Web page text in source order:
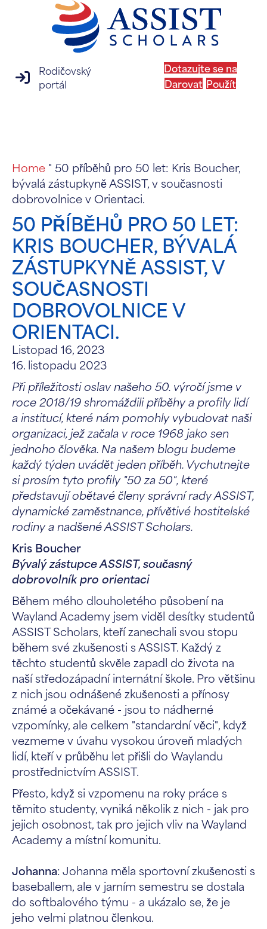
přihlášení na rodičovský portál
Rodičovský
portál
Dotazujte se na
Darovat Použít
Home " 50 příběhů pro 50 let: Kris Boucher,
bývalá zástupkyně ASSIST, v současnosti
dobrovolnice v Orientaci.
50 PŘÍBĚHŮ PRO 50 LET:
KRIS BOUCHER, BÝVALÁ
ZÁSTUPKYNĚ ASSIST, V
SOUČASNOSTI
DOBROVOLNICE V
ORIENTACI.
Listopad 16, 2023
16. listopadu 2023
Při příležitosti oslav našeho 50. výročí jsme v
roce 2018/19 shromáždili příběhy a profily lidí
a institucí, které nám pomohly vybudovat naši
organizaci, jež začala v roce 1968 jako sen
jednoho člověka. Na našem blogu budeme
každý týden uvádět jeden příběh. Vychutnejte
si prosím tyto profily "50 za 50", které
představují obětavé členy správní rady ASSIST,
dynamické zaměstnance, přívětivé hostitelské
rodiny a nadšené ASSIST Scholars.
Kris Boucher
Bývalý zástupce ASSIST, současný
dobrovolník pro orientaci
Během mého dlouholetého působení na
Wayland Academy jsem viděl desítky studentů
ASSIST Scholars, kteří zanechali svou stopu
během své zkušenosti s ASSIST. Každý z
těchto studentů skvěle zapadl do života na
naší středozápadní internátní škole. Pro většinu
z nich jsou odnášené zkušenosti a přínosy
známé a očekávané - jsou to nádherné
vzpomínky, ale celkem "standardní věci", když
vezmeme v úvahu vysokou úroveň mladých
lidí, kteří v průběhu let přišli do Waylandu
prostřednictvím ASSIST.
Přesto, když si vzpomenu na roky práce s
těmito studenty, vyniká několik z nich - jak pro
jejich osobnost, tak pro jejich vliv na Wayland
Academy a místní komunitu.
Johanna: Johanna měla sportovní zkušenosti s
baseballem, ale v jarním semestru se dostala
do softbalového týmu - a ukázalo se, že je
jeho velmi platnou členkou.